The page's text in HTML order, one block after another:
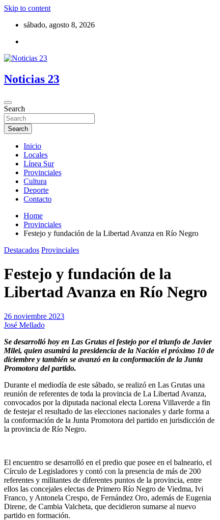
Skip to content
sábado, agosto 8, 2026
Noticias 23
Search
Search
Inicio
Locales
Línea Sur
Provinciales
Cultura
Deporte
Contacto
Home
Provinciales
Festejo y fundación de la Libertad Avanza en Río Negro
Destacados Provinciales
Festejo y fundación de la
Libertad Avanza en Río Negro
26 noviembre 2023
José Mellado
Se desarrolló hoy en Las Grutas el festejo por el triunfo de Javier
Milei, quien asumirá la presidencia de la Nación el próximo 10 de
diciembre y también se avanzó en la conformación de la Junta
Promotora del partido.
Durante el mediodía de este sábado, se realizó en Las Grutas una
reunión de referentes de toda la provincia de La Libertad Avanza,
convocados por la diputada nacional electa Lorena Villaverde a fin
de festejar el resultado de las elecciones nacionales y darle forma a
la conformación de la Junta Promotora del partido en jurisdicción de
la provincia de Río Negro.
El encuentro se desarrolló en el predio que posee en el balneario, el
Círculo de Legisladores y contó con la presencia de más de 200
referentes y militantes de diferentes puntos de la provincia, entre
ellos las concejales electas de Primero Río Negro de Viedma, Ivi
Franco, y Antonela Crespo, de Fernández Oro, además de Eugenia
Direne, de Cambia Valcheta, que decidieron sumarse al nuevo
partido en formación.